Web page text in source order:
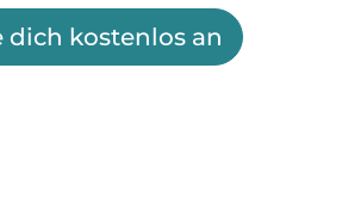
dich kostenlos an